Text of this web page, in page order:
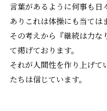
言葉があるように何事も日
ありこれは体操にも当ては
その考えから『継続は力な
て掲げております。
それが人間性を作り上げて
たちは信じています。